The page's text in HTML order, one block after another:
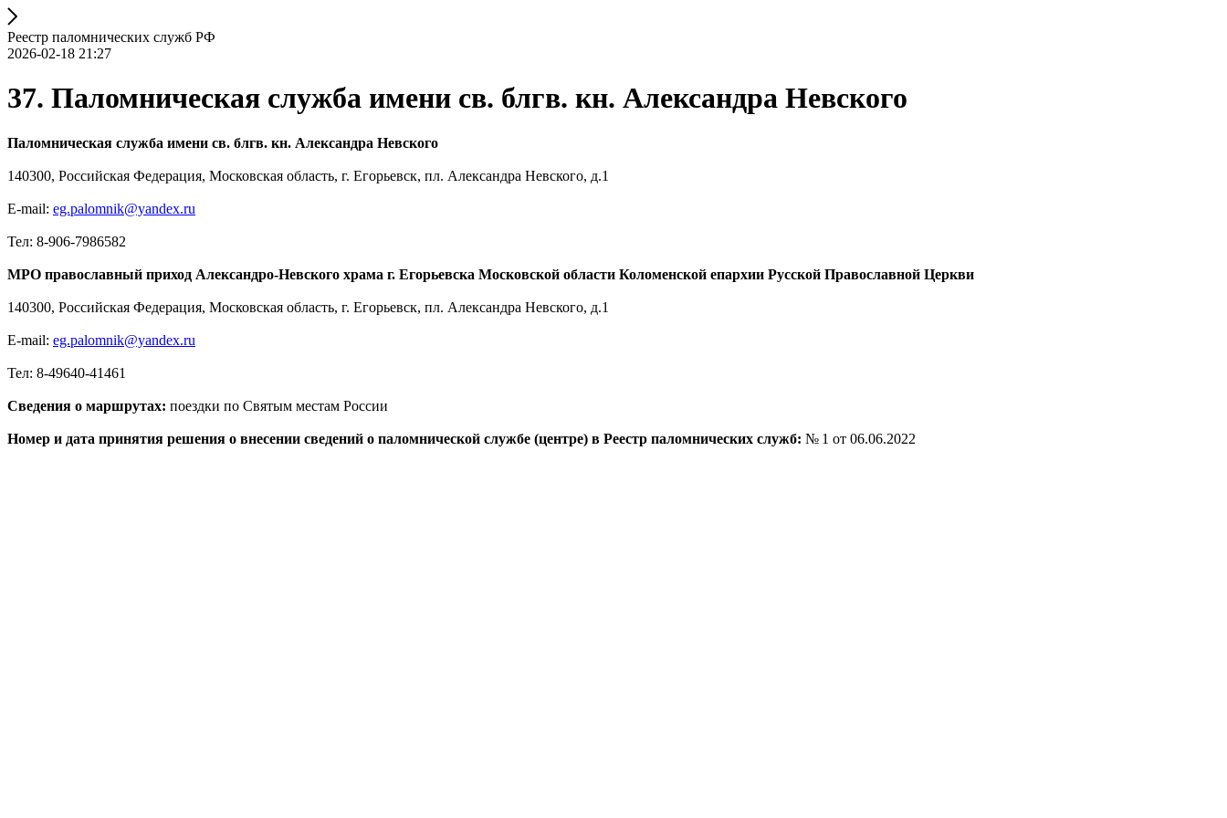
Реестр паломнических служб РФ
2026-02-18 21:27
37. Паломническая служба имени св. блгв. кн. Александра Невского
Паломническая служба имени св. блгв. кн. Александра Невского
140300, Российская Федерация, Московская область, г. Егорьевск, пл. Александра Невского, д.1
E-mail: eg.palomnik@yandex.ru
Тел: 8-906-7986582
МРО православный приход Александро-Невского храма г. Егорьевска Московской области Коломенской епархии Русской Православной Церкви
140300, Российская Федерация, Московская область, г. Егорьевск, пл. Александра Невского, д.1
E-mail: eg.palomnik@yandex.ru
Тел: 8-49640-41461
Сведения о маршрутах: поездки по Святым местам России
Номер и дата принятия решения о внесении сведений о паломнической службе (центре) в Реестр паломнических служб: № 1 от 06.06.2022